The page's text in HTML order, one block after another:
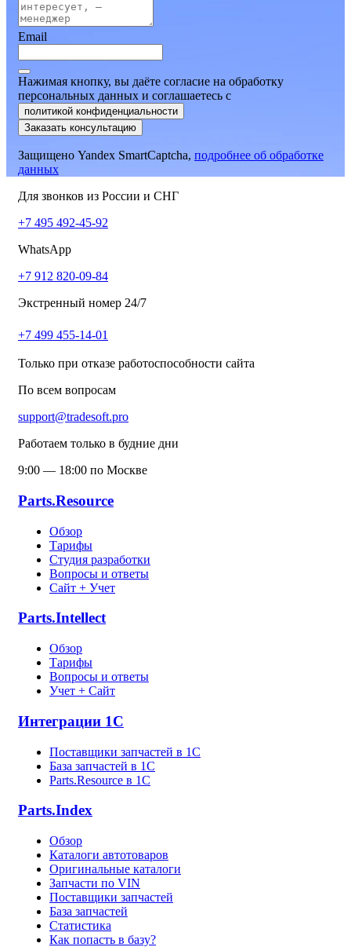
Email
Нажимая кнопку, вы даёте согласие на обработку
персональных данных и соглашаетесь c
политикой конфиденциальности
Заказать консультацию
Защищено Yandex SmartCaptcha, подробнее об обработке
данных
Для звонков из России и СНГ
+7 495 492-45-92
WhatsApp
+7 912 820-09-84
Экстренный номер 24/7
+7 499 455-14-01
Только при отказе работоспособности сайта
По всем вопросам
support@tradesoft.pro
Работаем только в будние дни
9:00 — 18:00 по Москве
Parts.Resource
Обзор
Тарифы
Студия разработки
Вопросы и ответы
Сайт + Учет
Parts.Intellect
Обзор
Тарифы
Вопросы и ответы
Учет + Сайт
Интеграции 1С
Поставщики запчастей в 1C
База запчастей в 1С
Parts.Resource в 1C
Parts.Index
Обзор
Каталоги автотоваров
Оригинальные каталоги
Запчасти по VIN
Поставщики запчастей
База запчастей
Статистика
Как попасть в базу?